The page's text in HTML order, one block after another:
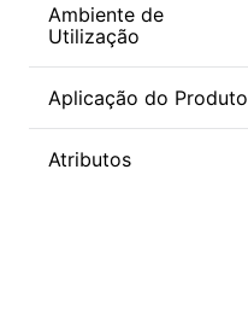
Ambiente de
Utilização
Aplicação do Produto
Atributos